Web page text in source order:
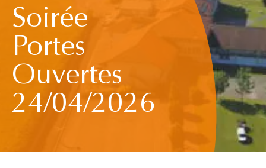
Soirée
Portes
Ouvertes
24/04/2026